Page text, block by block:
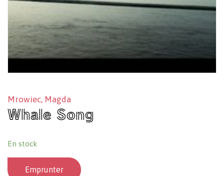
Mrowiec, Magda
Whale Song
En stock
Emprunter